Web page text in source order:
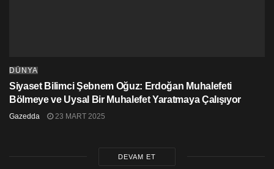
DÜNYA
Siyaset Bilimci Şebnem Oğuz: Erdoğan Muhalefeti
Bölmeye ve Uysal Bir Muhalefet Yaratmaya Çalışıyor
Gazedda 23 MART 2025
DEVAM ET